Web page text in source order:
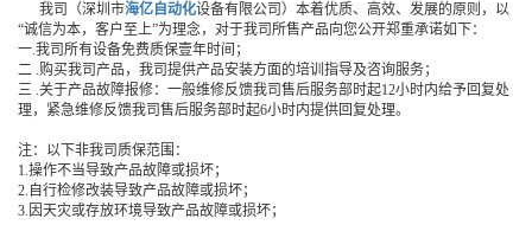
我司（深圳市海亿自动化设备有限公司）本着优质、高效、发展的原则，以
“诚信为本，客户至上”为理念，对于我司所售产品向您公开郑重承诺如下：
一.我司所有设备免费质保壹年时间；
二 .购买我司产品，我司提供产品安装方面的培训指导及咨询服务；
三 .关于产品故障报修：一般维修反馈我司售后服务部时起12小时内给予回复处
理，紧急维修反馈我司售后服务部时起6小时内提供回复处理。
注：以下非我司质保范围：
1.操作不当导致产品故障或损坏；
2.自行检修改装导致产品故障或损坏；
3.因天灾或存放环境导致产品故障或损坏；